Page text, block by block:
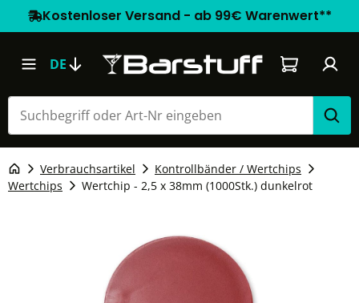
Kostenloser Versand - ab 99€ Warenwert**
DE Warenkorb
Verbrauchsartikel
Kontrollbänder / Wertchips
Wertchips
Wertchip - 2,5 x 38mm (1000Stk.) dunkelrot